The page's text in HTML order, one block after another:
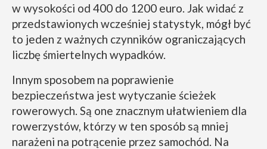
w wysokości od 400 do 1200 euro. Jak widać z
przedstawionych wcześniej statystyk, mógł być
to jeden z ważnych czynników ograniczających
liczbę śmiertelnych wypadków.
Innym sposobem na poprawienie
bezpieczeństwa jest wytyczanie ścieżek
rowerowych. Są one znacznym ułatwieniem dla
rowerzystów, którzy w ten sposób są mniej
narażeni na potrącenie przez samochód. Na